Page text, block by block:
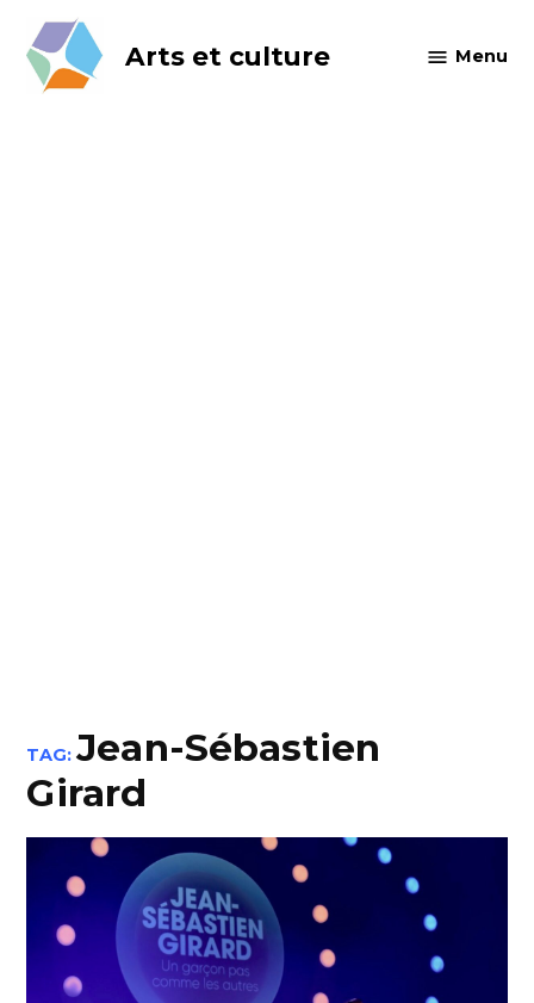
content
Arts et culture Menu
TAG:Jean-Sébastien
Girard